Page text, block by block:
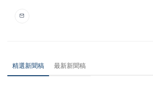
精選新聞稿 最新新聞稿